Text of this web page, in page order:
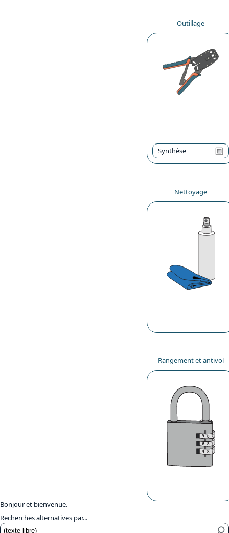
Outillage
Synthèse
Nettoyage
Rangement et antivol
Bonjour et bienvenue.
Recherches alternatives par...